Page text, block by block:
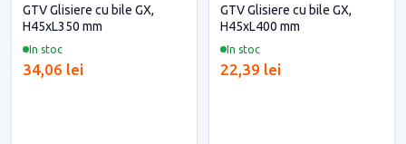
In stoc
GTV Glisiere cu bile GX,
H45xL350 mm
34,06 lei
In stoc
GTV Glisiere cu bile GX,
H45xL400 mm
22,39 lei